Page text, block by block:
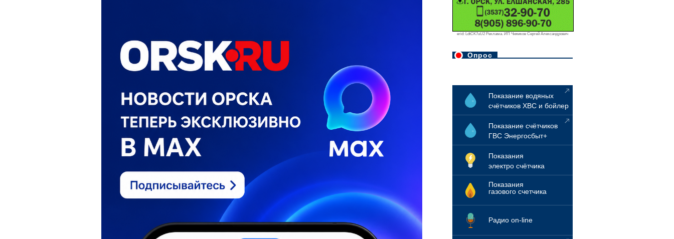
erid: LdtCK7uU2 Реклама. ИП Чижиков Сергей Александрович
Опрос
Показание водяных
счётчиков ХВС и бойлер
Показание счётчиков
ГВС Энергосбыт+
Показания
электро счётчика
Показания
газового счетчика
Радио on-line